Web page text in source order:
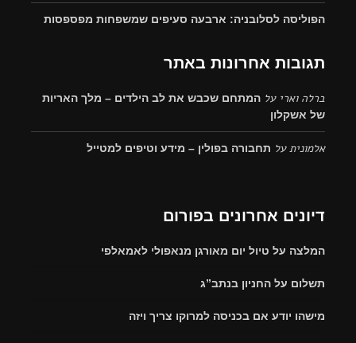
הפוליסה לסלובניה: ארבעה סעיפים שמשפחות מפספסות
תגובות אחרונות באתר
ברלה וארי על המתחם שכבש את לב הילדים – מלך האריות
של אשקלון
אלמוניתעל תחבורה בפולין – מידע וטיפים למטייל
דיונים אחרונים בפורום
המלצה על טיול יום מאורגן מנאפולי לאמאלפי
תשלום על החניון בנתב”ג
מישהו יודע אם בכניסה למרוקו צריך ויזה